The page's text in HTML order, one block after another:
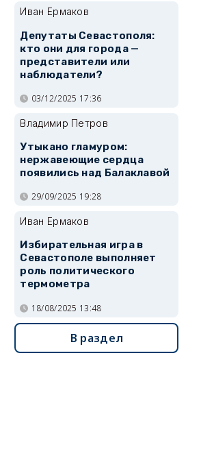
Иван Ермаков
Депутаты Севастополя:
кто они для города —
представители или
наблюдатели?
03/12/2025 17:36
Владимир Петров
Утыкано гламуром:
нержавеющие сердца
появились над Балаклавой
29/09/2025 19:28
Иван Ермаков
Избирательная игра в
Севастополе выполняет
роль политического
термометра
18/08/2025 13:48
В раздел